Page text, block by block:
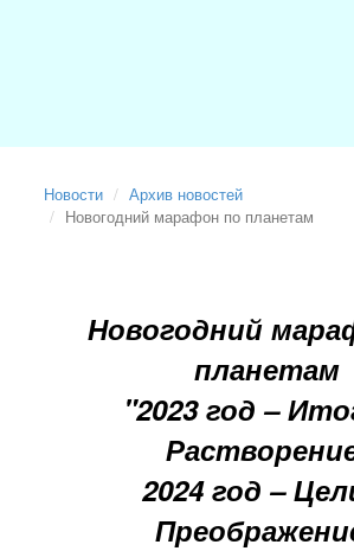
Новости
Архив новостей
Новогодний марафон по планетам
Новогодний
планетам
"2023 год –
2024 год –